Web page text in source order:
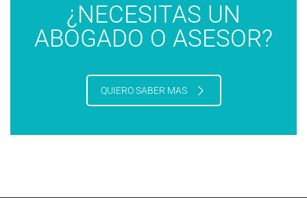
¿NECESITAS UN
ABOGADO O ASESOR?
QUIERO SABER MAS